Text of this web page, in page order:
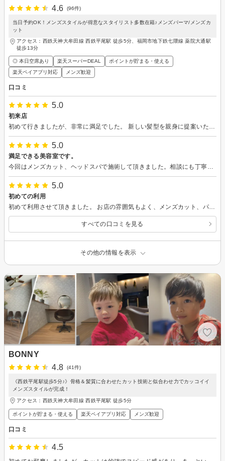
4.6
(96件)
当日予約OK！メンズスタイルが得意なスタイリスト多数在籍♪メンズパーマ/メンズカ
ット
アクセス：西鉄天神大牟田線 西鉄平尾駅 徒歩5分、福岡市地下鉄七隈線 薬院大通駅
徒歩13分
◎ 本日空席あり 楽天スーパーDEAL
ポイントが貯まる・使える
楽天ペイアプリ対応
メンズ歓迎
口コミ
5.0
初来店
5.0
満足できる美容室です。
5.0
初めての利用
初めて利用させて頂きました。 お店の雰囲気もよく、メンズカット、パーマでしたが、思い通りに仕上げて 頂きました。 次回も利用したいと思いました。
すべての口コミを見る
その他の情報を表示
BONNY
4.8
(41件)
《西鉄平尾駅徒歩5分♪》骨格＆髪質に合わせたカット技術と似合わせ力でカッコイイ
メンズスタイルが完成！
アクセス：西鉄天神大牟田線 西鉄平尾駅 徒歩5分
ポイントが貯まる・使える 楽天ペイアプリ対応 メンズ歓迎
口コミ
4.5